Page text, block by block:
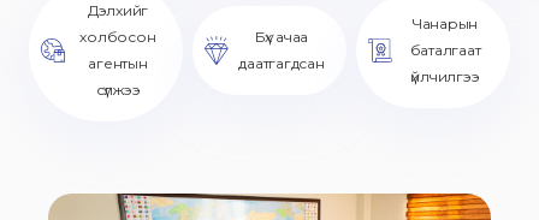
Дэлхийг
холбосон
агентын
сүлжээ
Бүх ачаа
даатгагдсан
Чанарын
баталгаат
үйлчилгээ